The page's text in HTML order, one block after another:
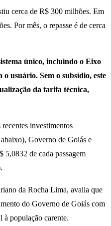
cerca de R$ 300 milhões. Em
Por mês, o repasse é de cerca
único, incluindo o Eixo
usuário. Sem o subsídio, este
da tarifa técnica,
investimentos
Governo de Goiás e
5,0832 de cada passagem
da Rocha Lima, avalia que
do Governo de Goiás com
à população carente.